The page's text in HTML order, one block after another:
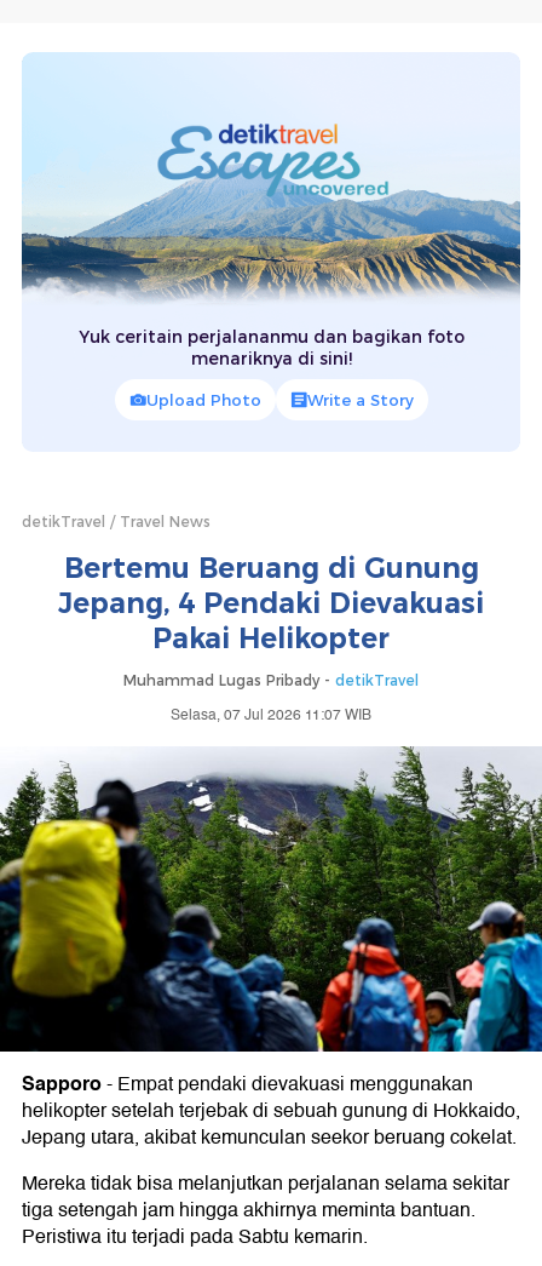
Yuk ceritain perjalananmu dan bagikan foto
menariknya di sini!
Upload Photo Write a Story
detikTravel Travel News
Bertemu Beruang di Gunung
Jepang, 4 Pendaki Dievakuasi
Pakai Helikopter
Muhammad Lugas Pribady - detikTravel
Selasa, 07 Jul 2026 11:07 WIB
Sapporo-Empat pendaki dievakuasi menggunakan
helikopter setelah terjebak di sebuah gunung di Hokkaido,
Jepang utara, akibat kemunculan seekor beruang cokelat.
Mereka tidak bisa melanjutkan perjalanan selama sekitar
tiga setengah jam hingga akhirnya meminta bantuan.
Peristiwa itu terjadi pada Sabtu kemarin.